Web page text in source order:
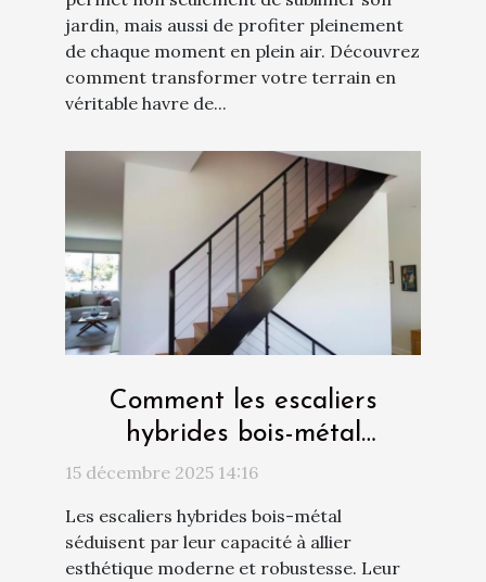
jardin, mais aussi de profiter pleinement
de chaque moment en plein air. Découvrez
comment transformer votre terrain en
véritable havre de...
Comment les escaliers
hybrides bois-métal
transforment-ils votre
15 décembre 2025 14:16
Les escaliers hybrides bois-métal
séduisent par leur capacité à allier
esthétique moderne et robustesse. Leur